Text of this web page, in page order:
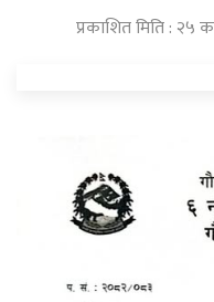
प्रकाशित मिति : २५